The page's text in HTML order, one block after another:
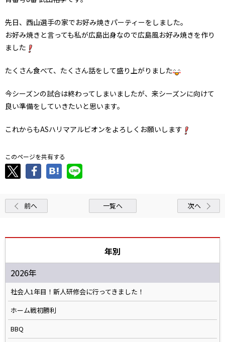
先日、西山選手の家でお好み焼きパーティーをしました。
お好み焼きと言っても私が広島出身なので広島風お好み焼きを作り
ました
たくさん食べて、たくさん話をして盛り上がりました
今シーズンの試合は終わってしまいましたが、来シーズンに向けて
良い準備をしていきたいと思います。
これからもASハリマアルビオンをよろしくお願いします
このページを共有する
前へ 一覧へ 次へ
年別
2026年
社会人1年目！新人研修会に行ってきました！
ホーム戦初勝利
BBQ